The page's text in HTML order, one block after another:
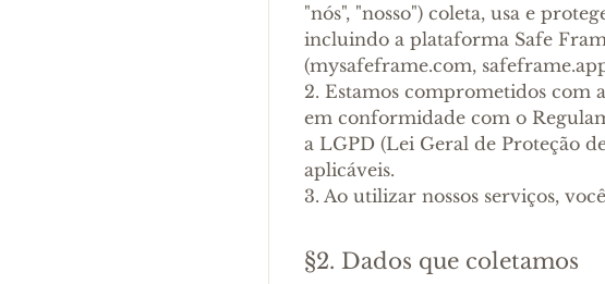
"nós", "nosso") coleta, usa e
incluindo a plataforma Safe
(mysafeframe.com,
2. Estamos comprometidos com
em conformidade com o
a LGPD (Lei Geral de Proteção
aplicáveis.
3. Ao utilizar nossos serviços,
§2. Dados que coletamos